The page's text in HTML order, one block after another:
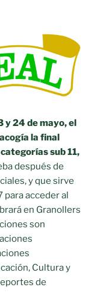
y 24 de mayo, el
la final
sub 11,
después de
y que sirve
para acceder al
en Granollers
son
Cultura y
de